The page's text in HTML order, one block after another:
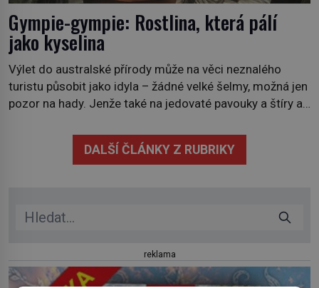
Gympie-gympie: Rostlina, která pálí
jako kyselina
Výlet do australské přírody může na věci neznalého
turistu působit jako idyla – žádné velké šelmy, možná jen
pozor na hady. Jenže také na jedovaté pavouky a štíry a
Stačí letmý dotyk a ozve se pronikavá bolest, která
přetrvává i týdny. Nenápadný tento […]
DALŠÍ ČLÁNKY Z RUBRIKY
reklama